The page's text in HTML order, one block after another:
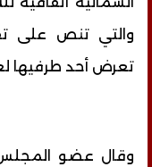
والتي تنص على
تعرض أحد طرفيها
وقال عضو المجلس